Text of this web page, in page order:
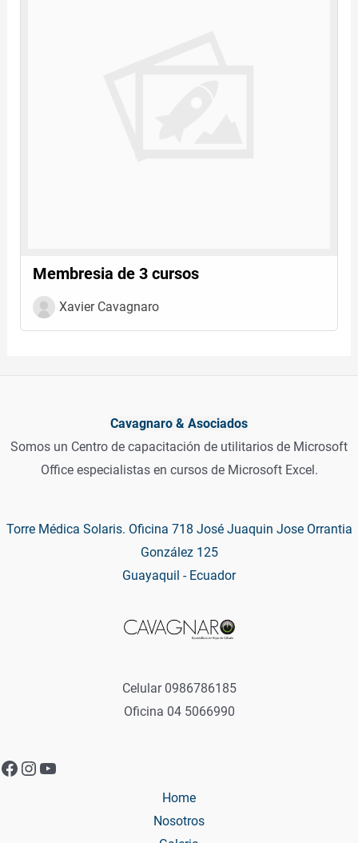
Membresia de 3 cursos
Xavier Cavagnaro
Cavagnaro & Asociados
Somos un Centro de capacitación de utilitarios de Microsoft
Office especialistas en cursos de Microsoft Excel.
Torre Médica Solaris. Oficina 718 José Juaquin Jose Orrantia
González 125
Guayaquil - Ecuador
Celular 0986786185
Oficina 04 5066990
Facebook
Instagram
YouTube
Home
Nosotros